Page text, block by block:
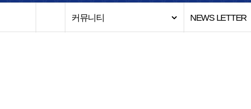
커뮤니티 NEWS LETTER